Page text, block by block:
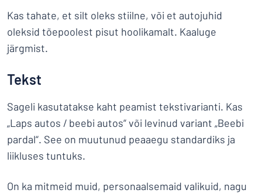
Kas tahate, et silt oleks stiilne, või et autojuhid
oleksid tõepoolest pisut hoolikamalt. Kaaluge
järgmist.
Tekst
Sageli kasutatakse kaht peamist tekstivarianti. Kas
„Laps autos / beebi autos“ või levinud variant „Beebi
pardal“. See on muutunud peaaegu standardiks ja
liikluses tuntuks.
On ka mitmeid muid, personaalsemaid valikuid, nagu